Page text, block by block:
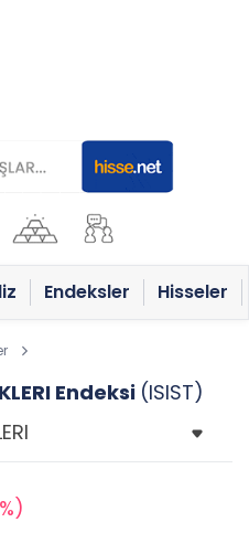
Endeksler Hisseler
Endeksi (ISIST)